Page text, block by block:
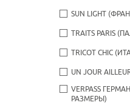
SUN LIGHT
TRAITS PARIS
TRICOT CHIC
UN JOUR
VERPASS
РАЗМЕРЫ)